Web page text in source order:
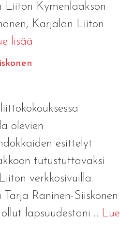
Liiton Kymenlaakson
Karjalan Liiton
lisää
olevien
esittelyt
tutustuttavaksi
verkkosivuilla.
Tarja Raninen-Siiskonen
lapsuudestani ... Lue